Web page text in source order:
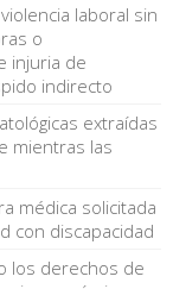
laboral sin
o
injuria de
indirecto
extraídas
mientras las
médica solicitada
con discapacidad
los derechos de